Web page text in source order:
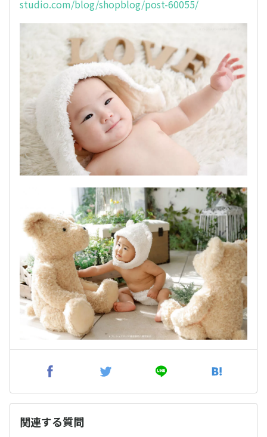
studio.com/blog/shopblog/post-60055/
関連する質問